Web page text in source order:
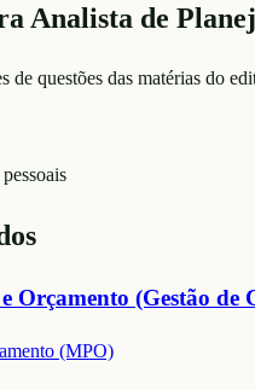
Analista de
de questões das matérias do
Orçamento (Gestão de
(MPO)